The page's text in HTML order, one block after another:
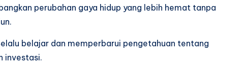
perubahan gaya hidup yang lebih hemat tanpa
belajar dan memperbarui pengetahuan tentang
investasi.